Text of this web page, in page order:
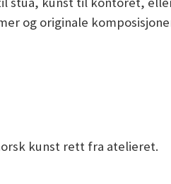
og originale
kunst rett fra atelieret.